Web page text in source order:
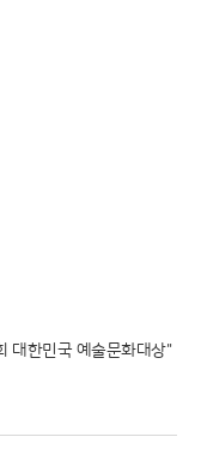
대한민국 예술문화대상"